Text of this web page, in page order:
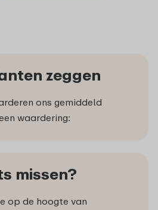
zeggen
ons gemiddeld
waardering:
missen?
op de hoogte van